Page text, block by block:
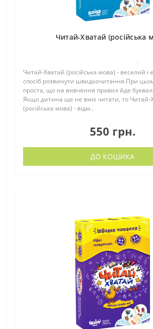
Читай-Хватай (російська
Читай-Хватай (російська мова) - веселий і
спосіб розвинути швидкочитання.При
проста, що на вивчення правил йде
Якщо дитина ще не вміє читати, то Читай-
(російська мова) - відм..
550 грн.
ДО КОШИКА